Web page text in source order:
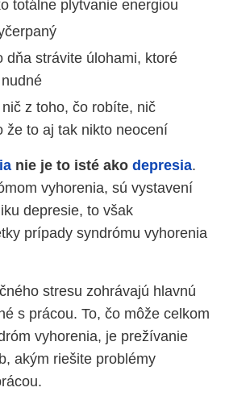
totálne plytvanie energiou
dňa strávite úlohami, ktoré
z toho, čo robíte, nič
že to aj tak nikto neocení
nie je to isté ako depresia.
vyhorenia, sú vystavení
depresie, to však
prípady syndrómu vyhorenia
stresu zohrávajú hlavnú
s prácou. To, čo môže celkom
vyhorenia, je prežívanie
akým riešite problémy